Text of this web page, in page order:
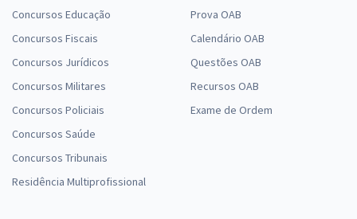
Concursos Educação
Concursos Fiscais
Concursos Jurídicos
Concursos Militares
Concursos Policiais
Concursos Saúde
Concursos Tribunais
Residência Multiprofissional
Prova OAB
Calendário OAB
Questões OAB
Recursos OAB
Exame de Ordem